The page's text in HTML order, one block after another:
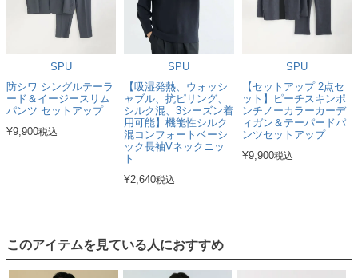
SPU
防シワ シングルテーラ
ード＆イージースリム
パンツ セットアップ
¥9,900税込
SPU
【吸湿発熱、ウォッシ
ャブル、抗ピリング、
シルク混、3シーズン着
用可能】機能性シルク
混コンフォートベーシ
ック長袖Vネックニッ
ト
¥2,640税込
SPU
【セットアップ 2点セ
ット】ピーチスキンポ
ンチノーカラーカーデ
ィガン＆テーパードパ
ンツセットアップ
¥9,900税込
このアイテムを見ている人におすすめ